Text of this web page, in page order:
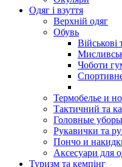
Одяг і взуття
Верхній одяг
Обувь
Військові
Чоботи
Термобелье и
Тактичний та
Головные уборы
Рукавички та
Пончо и
Аксесуари для
Туризм та кемпінг